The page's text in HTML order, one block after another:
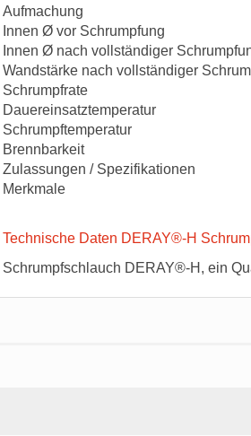
Aufmachung
Innen Ø vor Schrumpfung
Innen Ø nach vollständiger
Wandstärke nach vollständiger
Schrumpfrate
Dauereinsatztemperatur
Schrumpftemperatur
Brennbarkeit
Zulassungen / Spezifikationen
Merkmale
Technische Daten DERAY®-H
Schrumpfschlauch DERAY®-H, ein